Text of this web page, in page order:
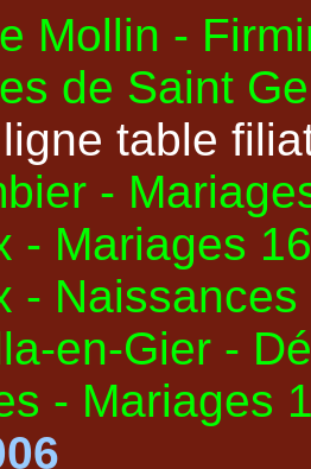
Mollin -
de Saint
table
-
- Mariages
-
en-Gier -
- Mariages